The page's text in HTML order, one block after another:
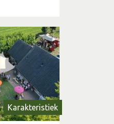
Karakteristiek